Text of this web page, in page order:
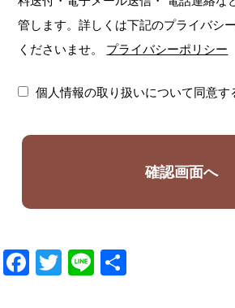
管します。詳しくは下記のプライバシ
くださいませ。
プライバシーポリシー
個人情報の取り扱いについて同意す
Facebook
Twitter
Line